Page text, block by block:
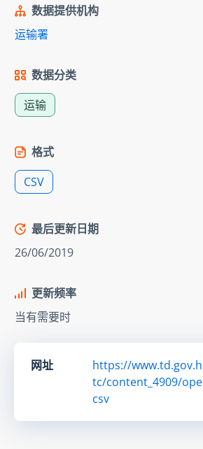
数据提供机构
运输署
数据分类
运输
格式
CSV
最后更新日期
26/06/2019
更新频率
当有需要时
网址
https://
tc/content_4909/
csv